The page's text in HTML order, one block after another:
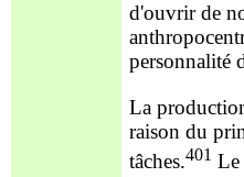
d'ouvrir de
personnalité
La
raison du
tâches.401 Le